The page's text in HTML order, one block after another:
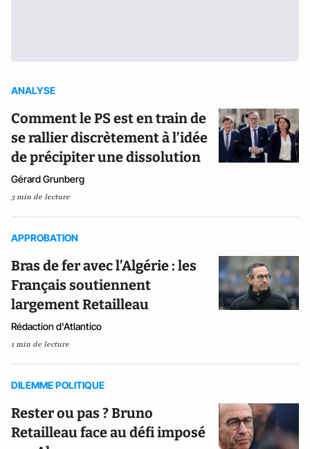
ANALYSE
Comment le PS est en train de
se rallier discrètement à l’idée
de précipiter une dissolution
Gérard Grunberg
3 min de lecture
APPROBATION
Bras de fer avec l’Algérie : les
Français soutiennent
largement Retailleau
Rédaction d'Atlantico
1 min de lecture
DILEMME POLITIQUE
Rester ou pas ? Bruno
Retailleau face au défi imposé